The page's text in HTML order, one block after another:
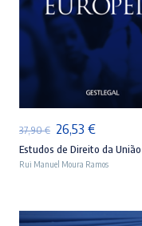
37,90€ O
preço
original
37,90 €.
26,53 €O
preço
atual
26,53 €.
Estudos de Direito da
Rui Manuel Moura Ramos